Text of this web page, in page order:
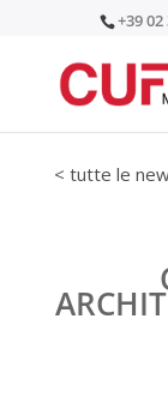
+39 02
< tutte le